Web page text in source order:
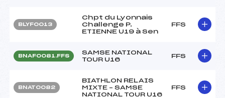
BLYF0013
Chpt du Lyonnais
Challenge P.
ETIENNE U19 à Sen
FFS
BNAF0081.FFS
SAMSE NATIONAL
TOUR U16
FFS
BNAT0082
BIATHLON RELAIS
MIXTE – SAMSE
NATIONAL TOUR U16
FFS